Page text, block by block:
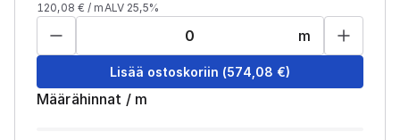
120,08 € / mALV 25,5%
m
Lisää ostoskoriin (574,08 €)
Määrähinnat / m